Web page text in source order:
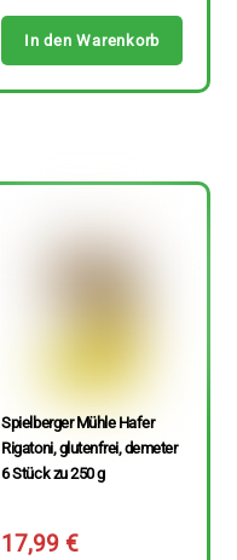
In den Warenkorb
Spielberger Mühle Hafer
Rigatoni, glutenfrei, demeter
6 Stück zu 250 g
17,99€